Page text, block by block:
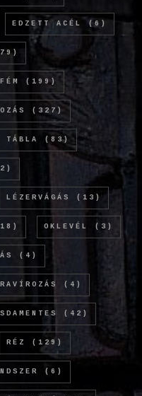
EDZETT ACÉL (6)
FÉM (199)
(327)
TÁBLA (83)
LÉZERVÁGÁS (13)
OKLEVÉL (3)
(4)
(4)
(42)
RÉZ (129)
(6)